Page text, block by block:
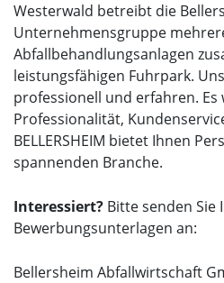
Westerwald betreibt die
Unternehmensgruppe
Abfallbehandlungsanlagen
leistungsfähigen Fuhrpark.
professionell und erfahren. Es
Professionalität,
BELLERSHEIM bietet Ihnen
spannenden Branche.
Interessiert? Bitte senden Sie
Bewerbungsunterlagen an:
Bellersheim Abfallwirtschaft